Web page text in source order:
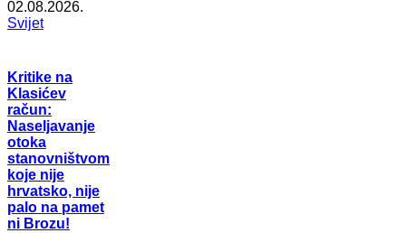
02.08.2026.
Svijet
Kritike na
Klasićev
račun:
Naseljavanje
otoka
stanovništvom
koje nije
hrvatsko, nije
palo na pamet
ni Brozu!